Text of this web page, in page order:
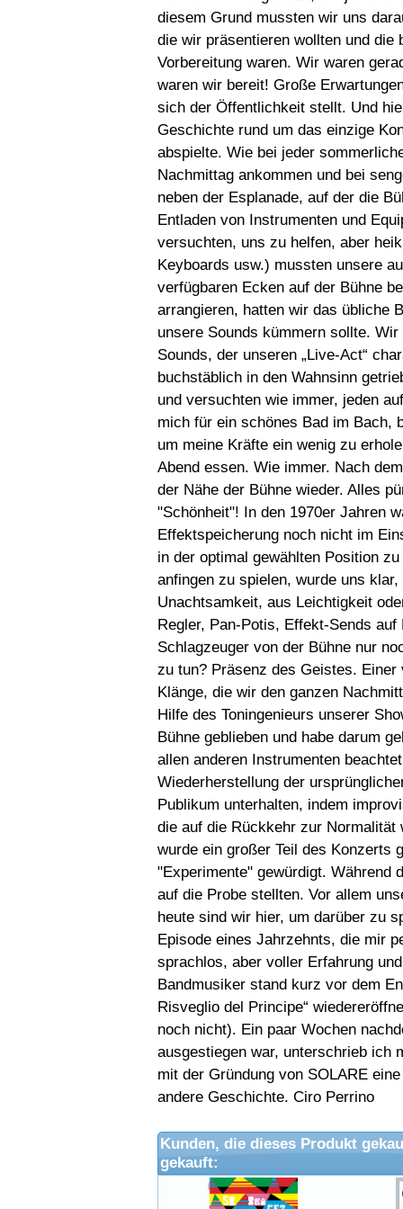
diesem Grund mussten wir uns
die wir präsentieren wollten und
Vorbereitung waren. Wir waren
waren wir bereit! Große
sich der Öffentlichkeit stellt. Und
Geschichte rund um das einzige
abspielte. Wie bei jeder
Nachmittag ankommen und bei
neben der Esplanade, auf der die
Entladen von Instrumenten und
versuchten, uns zu helfen, aber
Keyboards usw.) mussten unsere
verfügbaren Ecken auf der Bühne
arrangieren, hatten wir das übliche
unsere Sounds kümmern sollte.
Sounds, der unseren „Live-Act“
buchstäblich in den Wahnsinn
und versuchten wie immer, jeden
mich für ein schönes Bad im Bach,
um meine Kräfte ein wenig zu
Abend essen. Wie immer. Nach
der Nähe der Bühne wieder. Alles
"Schönheit"! In den 1970er Jahren
Effektspeicherung noch nicht im
in der optimal gewählten Position
anfingen zu spielen, wurde uns
Unachtsamkeit, aus Leichtigkeit
Regler, Pan-Potis, Effekt-Sends
Schlagzeuger von der Bühne nur
zu tun? Präsenz des Geistes.
Klänge, die wir den ganzen
Hilfe des Toningenieurs unserer
Bühne geblieben und habe darum
allen anderen Instrumenten
Wiederherstellung der
Publikum unterhalten, indem
die auf die Rückkehr zur
wurde ein großer Teil des Konzerts
"Experimente" gewürdigt. Während
auf die Probe stellten. Vor allem
heute sind wir hier, um darüber zu
Episode eines Jahrzehnts, die mir
sprachlos, aber voller Erfahrung
Bandmusiker stand kurz vor dem
Risveglio del Principe“
noch nicht). Ein paar Wochen
ausgestiegen war, unterschrieb ich
mit der Gründung von SOLARE
andere Geschichte. Ciro Perrino
Kunden, die dieses Produkt
gekauft: